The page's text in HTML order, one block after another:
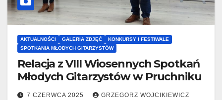
AKTUALNOŚCI GALERIA ZDJĘĆ
KONKURSY I FESTIWALE
SPOTKANIA MŁODYCH GITARZYSTÓW
Relacja z VIII Wiosennych Spotkań
Młodych Gitarzystów w Pruchniku
7 CZERWCA 2025 GRZEGORZ WOJCIKIEWICZ